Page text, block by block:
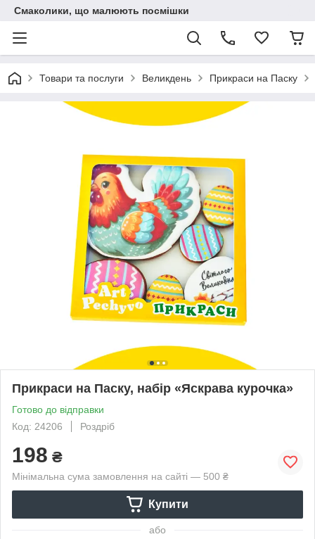
Смаколики, що малюють посмішки
Товари та послуги Великдень Прикраси на Паску
Прикраси на Паску, набір «Яскрава курочка»
Готово до відправки
Код: 24206
Роздріб
198 ₴
Мінімальна сума замовлення на сайті — 500 ₴
Купити
або